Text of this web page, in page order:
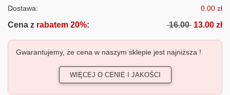
Dostawa: 0.00 zł
Cena z rabatem 20%: 16.00 13.00 zł
Gwarantujemy, że cena w naszym sklepie jest najniższa !
WIĘCEJ O CENIE I JAKOŚCI